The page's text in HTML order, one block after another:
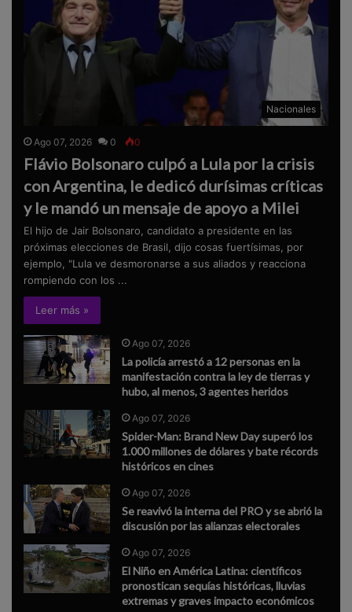
Nacionales
Ago 07, 2026 0 0
Flávio Bolsonaro culpó a Lula por la crisis
con Argentina, le dedicó durísimas críticas
y le mandó un mensaje de apoyo a Milei
El hijo de Jair Bolsonaro, candidato a presidente en las
próximas elecciones de Brasil, dijo cosas fuertísimas, por
ejemplo, "Lula ve desmoronarse a sus aliados y reacciona
rompiendo con los ...
Leer más »
Ago 07, 2026
La policía arrestó a 12 personas en la
manifestación contra la ley de tierras y
hubo, al menos, 3 agentes heridos
Ago 07, 2026
Spider-Man: Brand New Day superó los
1.000 millones de dólares y bate récords
históricos en cines
Ago 07, 2026
Se reavivó la interna del PRO y se abrió la
discusión por las alianzas electorales
Ago 07, 2026
El Niño en América Latina: científicos
pronostican sequías históricas, lluvias
extremas y graves impacto económicos